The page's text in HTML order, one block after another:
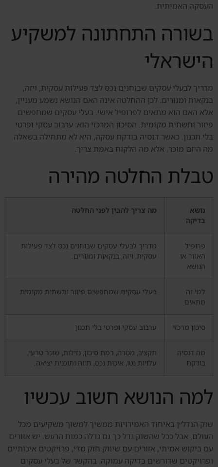
העסקה האמיתית.
בשורה התחתונה למשקיע
הישראלי
מדריך לבעלי עסקים שבוחנים נכס לצד פעילות עסקית, ויזה,
בנקאות ומגורים. לכן ההחלטה אינה האם הנושא נשמע מעניין,
אלא האם הוא מתאים לפרופיל אישי. בעלי עסקים שמחפשים
פיזור ותשתית מקומית. הסיכון המרכזי הוא: ערבוב עסקי ופרטי
בלי תכנון. כאשר דנסיה בודקת עסקה, היא לא מתחילה בשאלה
מה היזם מוכר, אלא מה הלקוח באמת צריך.
טבלת החלטה מהירה
נושא
בדיקה
מה צריך להבין לפני החלטה
פרופיל
האזור או
הנושא
מדריך לבעלי עסקים שבוחנים נכס לצד פעילות
עסקית, ויזה, בנקאות ומגורים.
למי זה
מתאים
בעלי עסקים שמחפשים פיזור ותשתית מקומית
סיכון מרכזי ערבוב עסקי ופרטי בלי תכנון
מה דנסיה
בודקת
תקציב, מטרה, רמת סיכון, נזילות, שוכר טבעי,
עלויות נטו, איכות נכס, חוזה ותוכנית יציאה.
למה הנושא חשוב עכשיו
שוק הנדל״ן באיחוד האמירויות ממשיך למשוך משקיעים מכל
העולם, אבל ככל שהשוק גדל כך גם גדלה כמות הרעש. יש אזורים
עם ביקוש אמיתי, אזורים עם שיווק חזק מדי, פרויקטים איכותיים
ופרויקטים שדורשים בדיקה עמוקה. בהקשר של בעלי עסקים